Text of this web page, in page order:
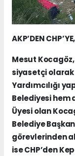
AKP’DEN
Mesut Kocagöz,
siyasetçi olarak
Yardımcılığı
Belediyesi hem
Üyesi olan
Belediye
görevlerinden
ise CHP’den